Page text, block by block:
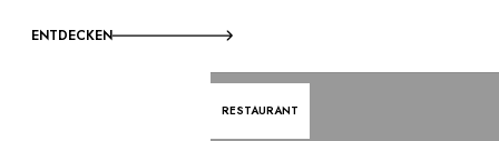
ENTDECKEN
RESTAURANT